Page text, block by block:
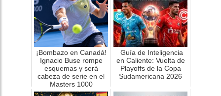
categoría.
Mientras en la clasificación por equipos tras una
semana quien agarró la posta es Movistar Team
y esto será un claro mano a mano con el Jumbo-
Visma.
¡Bombazo en Canadá!
Ignacio Buse rompe
esquemas y será
cabeza de serie en el
Masters 1000
Guía de Inteligencia
en Caliente: Vuelta de
Playoffs de la Copa
Sudamericana 2026